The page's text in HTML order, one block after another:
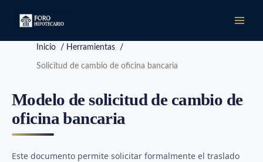
Inicio / Herramientas /
Solicitud de cambio de oficina bancaria
Modelo de solicitud de cambio de
oficina bancaria
Este documento permite solicitar formalmente el traslado